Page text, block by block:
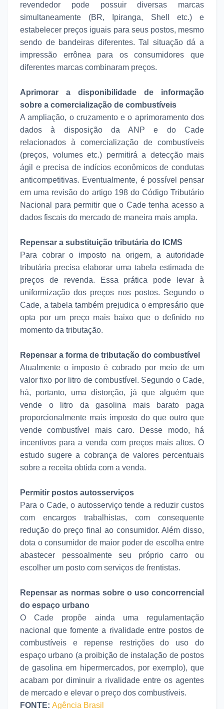
revendedor pode possuir diversas marcas
simultaneamente (BR, Ipiranga, Shell etc.) e
estabelecer preços iguais para seus postos, mesmo
sendo de bandeiras diferentes. Tal situação dá a
impressão errônea para os consumidores que
diferentes marcas combinaram preços.
Aprimorar a disponibilidade de informação
sobre a comercialização de combustíveis
A ampliação, o cruzamento e o aprimoramento dos
dados à disposição da ANP e do Cade
relacionados à comercialização de combustíveis
(preços, volumes etc.) permitirá a detecção mais
ágil e precisa de indícios econômicos de condutas
anticompetitivas. Eventualmente, é possível pensar
em uma revisão do artigo 198 do Código Tributário
Nacional para permitir que o Cade tenha acesso a
dados fiscais do mercado de maneira mais ampla.
Repensar a substituição tributária do ICMS
Para cobrar o imposto na origem, a autoridade
tributária precisa elaborar uma tabela estimada de
preços de revenda. Essa prática pode levar à
uniformização dos preços nos postos. Segundo o
Cade, a tabela também prejudica o empresário que
opta por um preço mais baixo que o definido no
momento da tributação.
Repensar a forma de tributação do combustível
Atualmente o imposto é cobrado por meio de um
valor fixo por litro de combustível. Segundo o Cade,
há, portanto, uma distorção, já que alguém que
vende o litro da gasolina mais barato paga
proporcionalmente mais imposto do que outro que
vende combustível mais caro. Desse modo, há
incentivos para a venda com preços mais altos. O
estudo sugere a cobrança de valores percentuais
sobre a receita obtida com a venda.
Permitir postos autosserviços
Para o Cade, o autosserviço tende a reduzir custos
com encargos trabalhistas, com consequente
redução do preço final ao consumidor. Além disso,
dota o consumidor de maior poder de escolha entre
abastecer pessoalmente seu próprio carro ou
escolher um posto com serviços de frentistas.
Repensar as normas sobre o uso concorrencial
do espaço urbano
O Cade propõe ainda uma regulamentação
nacional que fomente a rivalidade entre postos de
combustíveis e repense restrições do uso do
espaço urbano (a proibição de instalação de postos
de gasolina em hipermercados, por exemplo), que
acabam por diminuir a rivalidade entre os agentes
de mercado e elevar o preço dos combustíveis.
FONTE: Agência Brasil